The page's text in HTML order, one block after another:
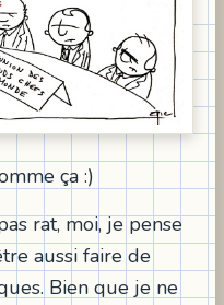
ça :)
rat, moi, je pense
aussi faire de
Bien que je ne